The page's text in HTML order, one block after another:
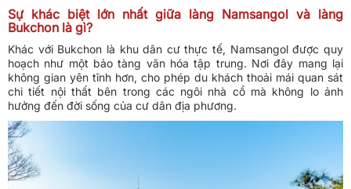
Sự khác biệt lớn nhất giữa làng Namsangol và làng
Bukchon là gì?
Khác với Bukchon là khu dân cư thực tế, Namsangol được quy
hoạch như một bảo tàng văn hóa tập trung. Nơi đây mang lại
không gian yên tĩnh hơn, cho phép du khách thoải mái quan sát
chi tiết nội thất bên trong các ngôi nhà cổ mà không lo ảnh
hưởng đến đời sống của cư dân địa phương.